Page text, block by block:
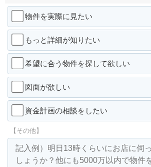
物件を実際に見たい
もっと詳細が知りたい
希望に合う物件を探して欲しい
図面が欲しい
資金計画の相談をしたい
【その他】